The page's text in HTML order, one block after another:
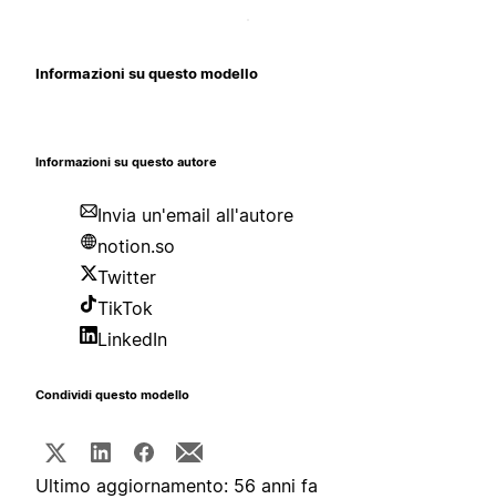
Informazioni su questo modello
Informazioni su questo autore
Invia un'email all'autore
notion.so
Twitter
TikTok
LinkedIn
Condividi questo modello
Ultimo aggiornamento: 56 anni fa